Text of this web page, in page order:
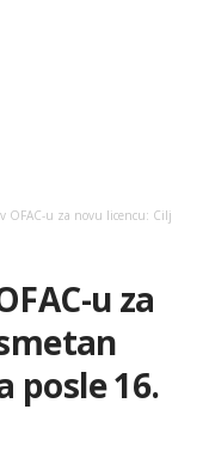
OFAC-u za novu licencu: Cilj
u za
posle 16.